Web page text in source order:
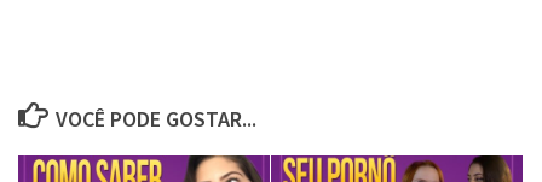
VOCÊ PODE GOSTAR...